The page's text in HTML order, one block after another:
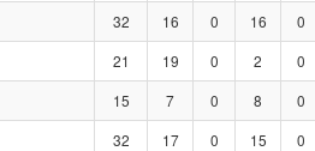
32 16 0 16 0
21 19 0 2 0
15 7 0 8 0
32 17 0 15 0